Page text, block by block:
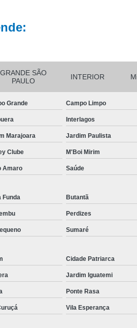
Fabricante de
Fornecedor de
Fornecedor
Fornecedor
Fornecedor
Fornecedor de Corrente
Fornecedor de Correntes
Fornecedor
GRANDE SÃO
PAULO
INTERIOR
Grande Campo Limpo
Interlagos
Marajoara Jardim Paulista
Clube M'Boi Mirim
Amaro Saúde
Funda Butantã
Perdizes
Sumaré
Cidade Patriarca
Jardim Iguatemi
Ponte Rasa
Vila Esperança